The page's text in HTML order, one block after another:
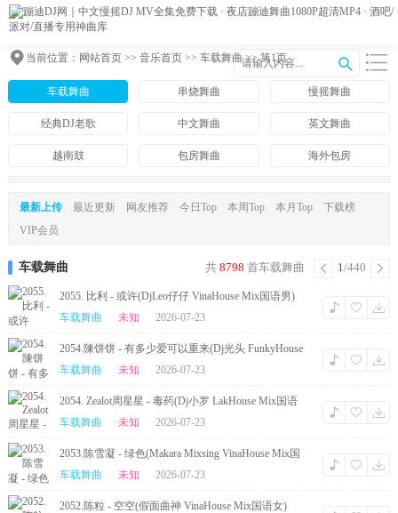
当前位置： 网站首页>> 音乐首页>> 车载舞曲 >> 第1页
车载舞曲 串烧舞曲 慢摇舞曲
经典DJ老歌 中文舞曲 英文舞曲
越南鼓 包房舞曲 海外包房
最新上传 最近更新 网友推荐 今日Top 本周Top 本月Top
下载榜
VIP会员
车载舞曲 共 8798 首车载舞曲 1/440
2055. 比利 - 或许(DjLeo仔仔 VinaHouse Mix国语男)
车载舞曲
未知 2026-07-23
2054.陳饼饼 - 有多少爱可以重来(Dj光头 FunkyHouse
Mix国语女)咚鼓
车载舞曲 未知 2026-07-23
2054. Zealot周星星 - 毒药(Dj小罗 LakHouse Mix国语
女)
车载舞曲 未知 2026-07-23
2053.陈雪凝 - 绿色(Makara Mixsing VinaHouse Mix国
语女)
车载舞曲 未知 2026-07-23
2052.陈粒 - 空空(假面曲神 VinaHouse Mix国语女)